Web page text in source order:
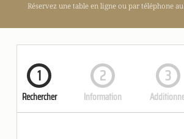
Réservez une table en ligne ou par téléphone au